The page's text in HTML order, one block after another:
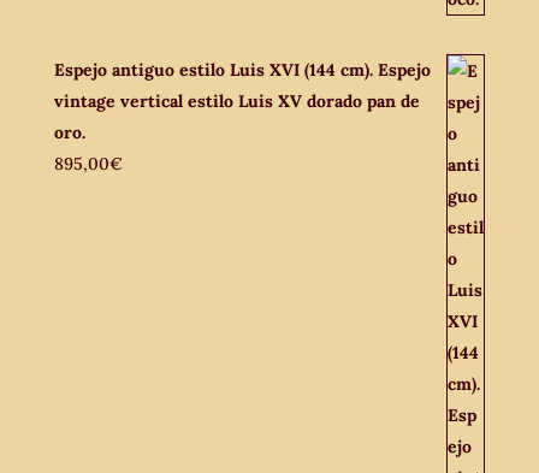
Espejo antiguo estilo Luis XVI (144 cm). Espejo
vintage vertical estilo Luis XV dorado pan de
oro.
895,00€